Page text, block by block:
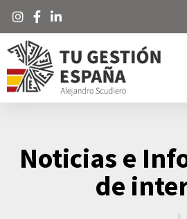
Noticias e
de